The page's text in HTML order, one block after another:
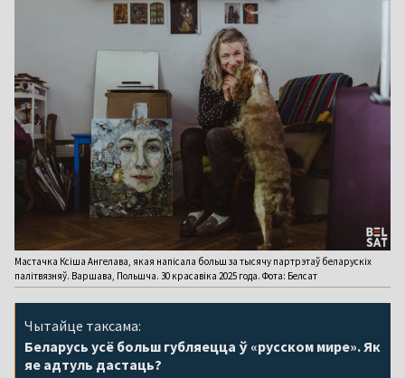
Мастачка Ксіша Ангелава, якая напісала больш за тысячу партрэтаў беларускіх
палітвязняў. Варшава, Польшча. 30 красавіка 2025 года. Фота: Белсат
Чытайце таксама:
Беларусь усё больш губляецца ў «русском мире». Як
яе адтуль дастаць?